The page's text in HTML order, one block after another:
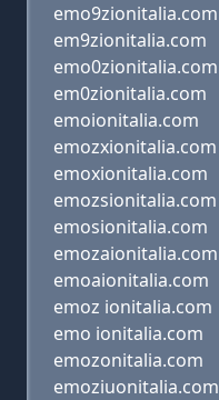
emo9zionitalia.com
em9zionitalia.com
emo0zionitalia.com
em0zionitalia.com
emoionitalia.com
emozxionitalia.com
emoxionitalia.com
emozsionitalia.com
emosionitalia.com
emozaionitalia.com
emoaionitalia.com
emoz ionitalia.com
emo ionitalia.com
emozonitalia.com
emoziuonitalia.com